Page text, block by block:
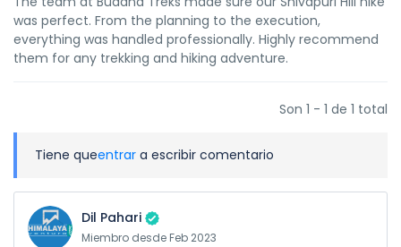
was perfect. From the planning to the execution,
everything was handled professionally. Highly recommend
them for any trekking and hiking adventure.
Son 1 - 1 de 1 total
Tiene queentrar a escribir comentario
Dil Pahari
Miembro desde Feb 2023